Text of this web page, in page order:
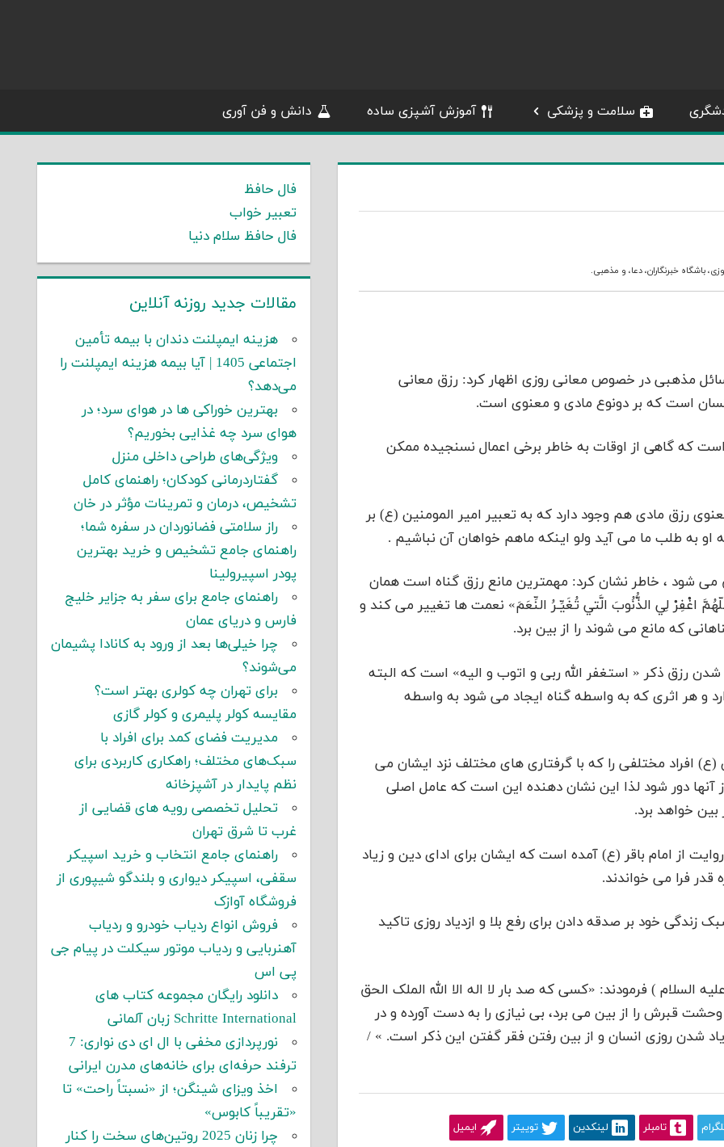
سلامت و پزشکی آموزش آشپزی ساده دانش و فن آوری
،باشگاه خبرنگاران،دعا، و مذهبی.
مذهبی در خصوص معانی روزی اظهار کرد: رزق معانی
است که بر دونوع مادی و معنوی است.
که گاهی از اوقات به خاطر برخی اعمال نسنجیده ممکن
رزق مادی هم وجود دارد که به تعبیر امیر المومنین (ع) بر
به طلب ما می آید ولو اینکه ماهم خواهان آن نباشیم .
شود ، خاطر نشان کرد: مهمترین مانع رزق گناه است همان
اغْفِرْ لِي الذُّنُوبَ الَّتي تُغَيِّـرُ النِّعَمَ» نعمت ها تغییر می کند و
که مانع می شوند را از بین برد.
رزق ذکر « استغفر الله ربی و اتوب و الیه» است که البته
و هر اثری که به واسطه گناه ایجاد می شود به واسطه
(ع) افراد مختلفی را که با گرفتاری های مختلف نزد ایشان می
آنها دور شود لذا این نشان دهنده این است که عامل اصلی
خواهد برد.
از امام باقر (ع) آمده است که ایشان برای ادای دین و زیاد
قدر فرا می خواندند.
خود بر صدقه دادن برای رفع بلا و ازدیاد روزی تاکید
السلام ) فرمودند: «کسی که صد بار لا اله الا الله الملک الحق
وحشت قبرش را از بین می برد، بی نیازی را به دست آورده و در
شدن روزی انسان و از بین رفتن فقر گفتن این ذکر است. » /
تامبلر لینکدین توییتر ایمیل
فال حافظ
تعبیر خواب
فال حافظ سلام دنیا
مقالات جدید روزنه آنلاین
هزینه ایمپلنت دندان با بیمه تأمین
اجتماعی 1405 | آیا بیمه هزینه ایمپلنت را
می‌دهد؟
بهترین خوراکی ها در هوای سرد؛ در
هوای سرد چه غذایی بخوریم؟
ویژگی‌های طراحی داخلی منزل
گفتاردرمانی کودکان؛ راهنمای کامل
تشخیص، درمان و تمرینات مؤثر در خان
راز سلامتی فضانوردان در سفره شما؛
راهنمای جامع تشخیص و خرید بهترین
پودر اسپیرولینا
راهنمای جامع برای سفر به جزایر خلیج
فارس و دریای عمان
چرا خیلی‌ها بعد از ورود به کانادا پشیمان
می‌شوند؟
برای تهران چه کولری بهتر است؟
مقایسه کولر پلیمری و کولر گازی
مدیریت فضای کمد برای افراد با
سبک‌های مختلف؛ راهکاری کاربردی برای
نظم پایدار در آشپزخانه
تحلیل تخصصی رویه های قضایی از
غرب تا شرق تهران
راهنمای جامع انتخاب و خرید اسپیکر
سقفی، اسپیکر دیواری و بلندگو شیپوری از
فروشگاه آوازک
فروش انواع ردیاب خودرو و ردیاب
آهنربایی و ردیاب موتور سیکلت در پیام جی
پی اس
دانلود رایگان مجموعه کتاب های
Schritte International زبان آلمانی
نورپردازی مخفی با ال ای دی نواری: 7
ترفند حرفه‌ای برای خانه‌های مدرن ایرانی
اخذ ویزای شینگن؛ از «نسبتاً راحت» تا
«تقریباً کابوس»
چرا زنان 2025 روتین‌های سخت را کنار